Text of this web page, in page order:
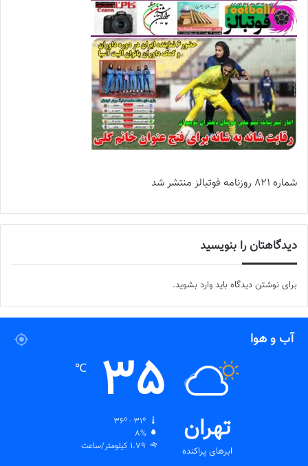
شماره 821 روزنامه فوتبالز منتشر شد
دیدگاهتان را بنویسید
برای نوشتن دیدگاه باید وارد بشوید.
آب و هوا
تهران
ابرهای پراکنده
35
℃
8%
1.79 کیلومتر/ساعت